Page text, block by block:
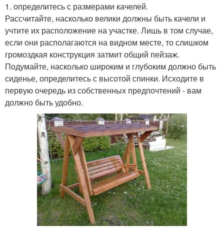
1. определитесь с размерами качелей.
Рассчитайте, насколько велики должны быть качели и
учтите их расположение на участке. Лишь в том случае,
если они располагаются на видном месте, то слишком
громоздкая конструкция затмит общий пейзаж.
Подумайте, насколько широким и глубоким должно быть
сиденье, определитесь с высотой спинки. Исходите в
первую очередь из собственных предпочтений - вам
должно быть удобно.